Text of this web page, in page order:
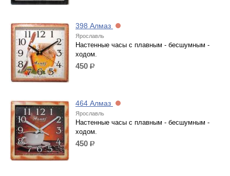
398 Алмаз
Ярославль
Настенные часы с плавным - бесшумным -
ходом.
450 р.
464 Алмаз
Ярославль
Настенные часы с плавным - бесшумным -
ходом.
450 р.